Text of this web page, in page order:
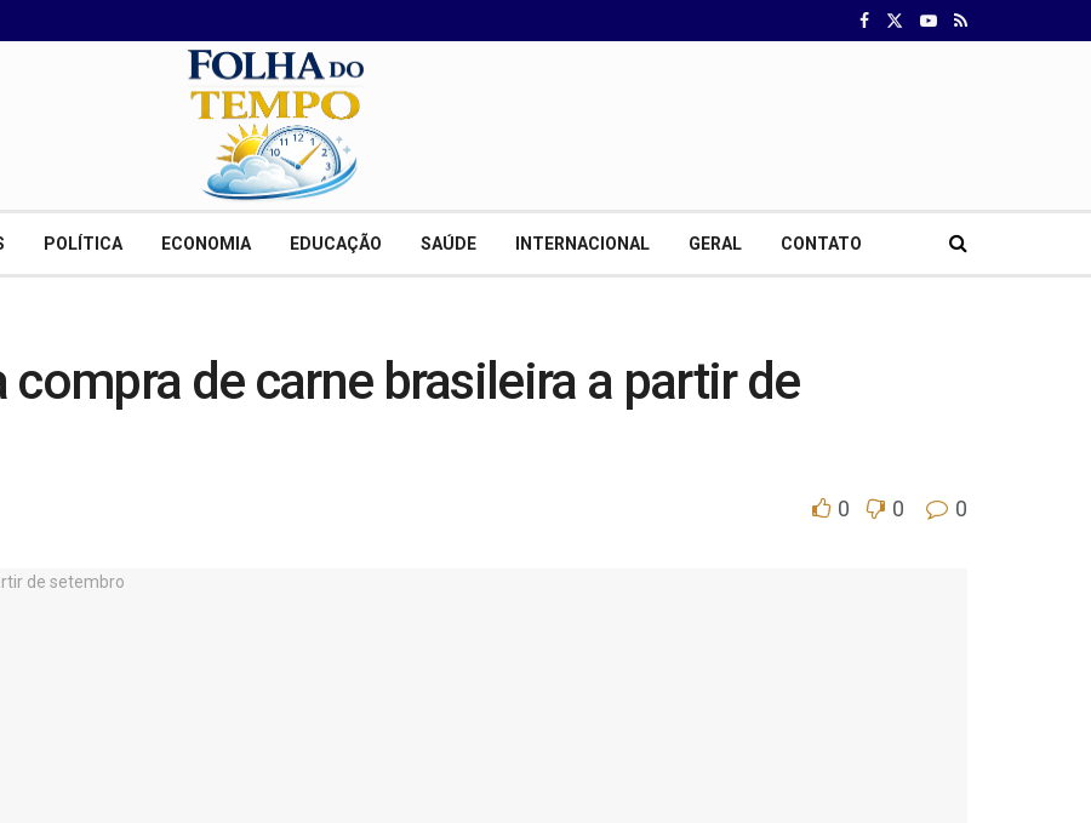
POLÍTICA ECONOMIA EDUCAÇÃO SAÚDE INTERNACIONAL GERAL CONTATO
compra de carne brasileira a partir de
0 0 0